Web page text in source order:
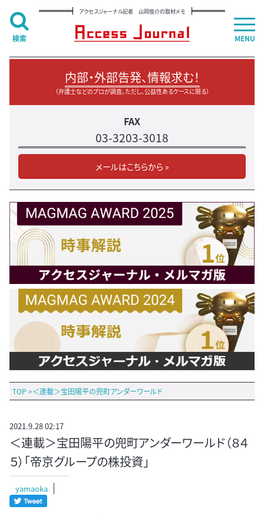
アクセスジャーナル記者 山岡俊介の取材メモ
内部・外部告発、情報求む！
（弁護士などのプロが調査。ただし、公益性あるケースに限る）
FAX
03-3203-3018
メールはこちらから »
TOP >＜連載＞宝田陽平の兜町アンダーワールド
2021.9.28 02:17
＜連載＞宝田陽平の兜町アンダーワールド（８４
５）「帝京グループの株投資」
yamaoka
MENU
検索